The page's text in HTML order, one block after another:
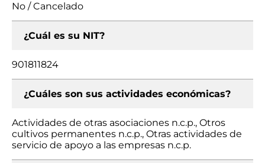
No / Cancelado
¿Cuál es su NIT?
901811824
¿Cuáles son sus actividades económicas?
Actividades de otras asociaciones n.c.p., Otros
cultivos permanentes n.c.p., Otras actividades de
servicio de apoyo a las empresas n.c.p.